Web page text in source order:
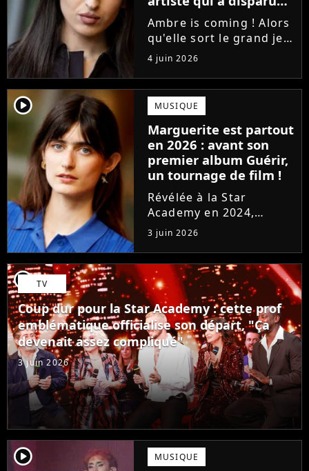
des radars, "c'est un
génie"
Ambre is coming ! Alors
qu'elle sort le grand jeu
cette semaine en
publiant son premier
single J'me demande, la
gagnante de la Star
Academy affiche
clairement ses
ambitions. Son rêve...
4 juin 2026
player2 MUSIQUE
Marguerite est partout
en 2026 : avant son
premier album Guérir,
un tournage de film !
Révélée à la Star
Academy en 2024,
Marguerite officialise
l'arrivée pour l'automne
de son premier album
Guérir. En parallèle, la
chanteuse et
comédienne rejoindra
Laura Felpin, Harpo...
3 juin 2026
player2 TV
Coup dur pour la Star Academy : cette prof
emblématique officialise son départ, "Ça
devenait assez compliqué"
3 juin 2026
player2 MUSIQUE